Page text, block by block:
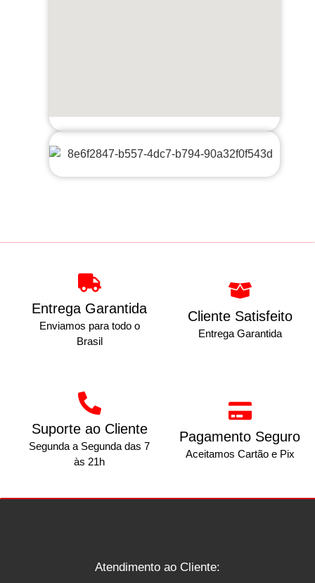
Entrega Garantida
Enviamos para todo o
Brasil
Cliente Satisfeito
Entrega Garantida
Suporte ao Cliente
Segunda a Segunda das 7
às 21h
Pagamento Seguro
Aceitamos Cartão e Pix
Atendimento ao Cliente: